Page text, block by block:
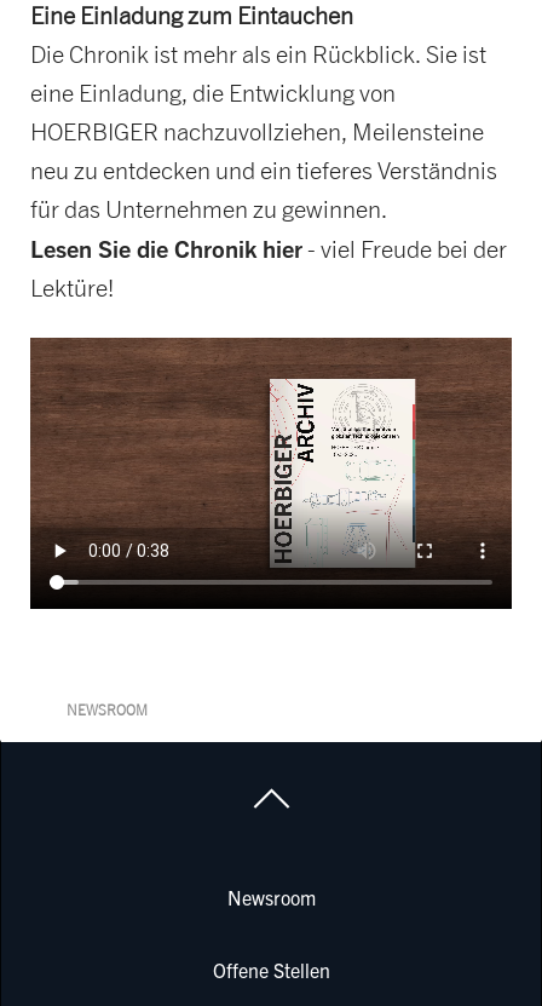
Eine Einladung zum Eintauchen
Die Chronik ist mehr als ein Rückblick. Sie ist
eine Einladung, die Entwicklung von
HOERBIGER nachzuvollziehen, Meilensteine
neu zu entdecken und ein tieferes Verständnis
für das Unternehmen zu gewinnen.
Lesen Sie die Chronik hier- viel Freude bei der
Lektüre!
NEWSROOM
Newsroom
Offene Stellen